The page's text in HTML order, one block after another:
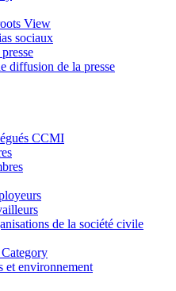
View
sociaux
diffusion de la presse
CCMI
de la société civile
et environnement